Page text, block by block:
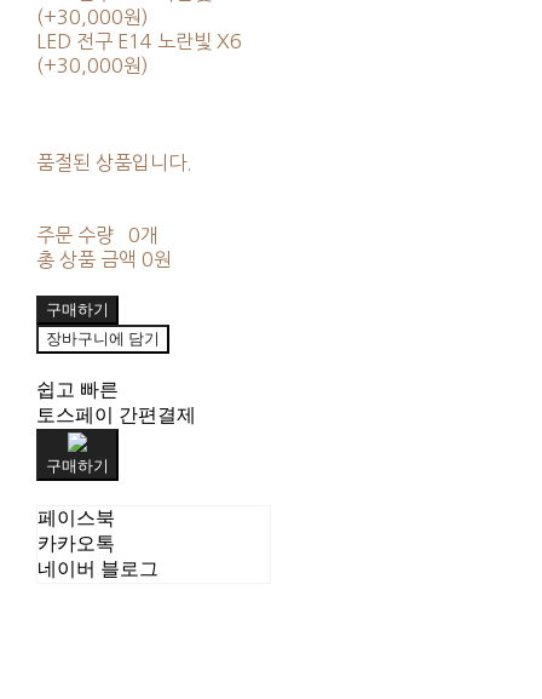
(+30,000원)
LED 전구 E14 노란빛 X6
(+30,000원)
품절된 상품입니다.
주문 수량
0개
총 상품 금액 0원
구매하기
장바구니에 담기
쉽고 빠른
토스페이 간편결제
구매하기
페이스북
카카오톡
네이버 블로그